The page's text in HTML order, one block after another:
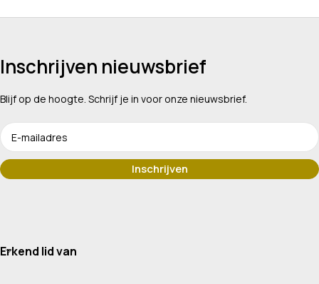
Inschrijven nieuwsbrief
Blijf op de hoogte. Schrijf je in voor onze nieuwsbrief.
Erkend lid van